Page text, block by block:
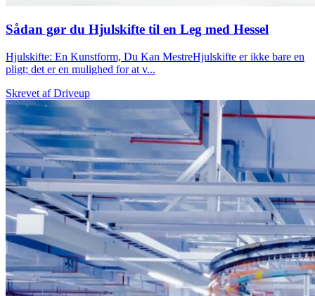
Sådan gør du Hjulskifte til en Leg med Hessel
Hjulskifte: En Kunstform, Du Kan MestreHjulskifte er ikke bare en
pligt; det er en mulighed for at v...
Skrevet afDriveup